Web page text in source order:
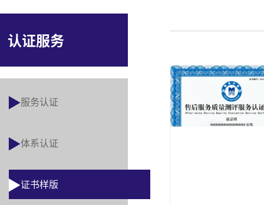
认证服务
服务认证
体系认证
证书样版